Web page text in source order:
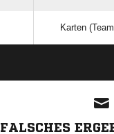
Karten
FALSCHES